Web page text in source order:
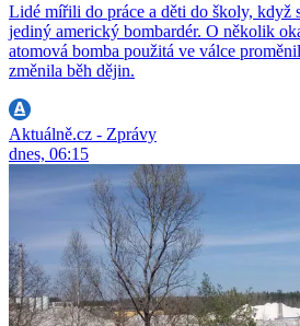
Lidé mířili do práce a děti do školy, když
jediný americký bombardér. O několik
atomová bomba použitá ve válce
změnila běh dějin.
Aktuálně.cz - Zprávy
dnes, 06:15